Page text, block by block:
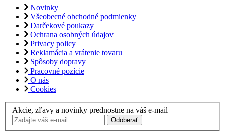
Novinky
Všeobecné obchodné podmienky
Darčekové poukazy
Ochrana osobných údajov
Privacy policy
Reklamácia a vrátenie tovaru
Spôsoby dopravy
Pracovné pozície
O nás
Cookies
Akcie, zľavy a novinky prednostne na váš e-mail
Odoberať